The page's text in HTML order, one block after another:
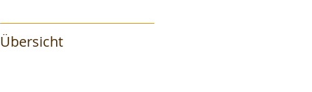
Übersicht